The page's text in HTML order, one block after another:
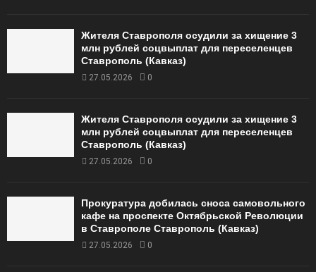
Жителя Ставрополя осудили за хищение 3
млн рублей соцвыплат для переселенцев
Ставрополь (Кавказ)
27.05.2026 0
Жителя Ставрополя осудили за хищение 3
млн рублей соцвыплат для переселенцев
Ставрополь (Кавказ)
27.05.2026 0
Прокуратура добилась сноса самовольного
кафе на проспекте Октябрьской Революции
в Ставрополе Ставрополь (Кавказ)
27.05.2026 0